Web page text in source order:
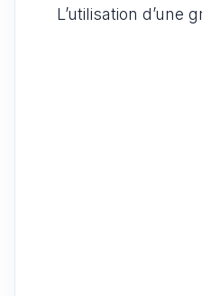
L’utilisation d’une